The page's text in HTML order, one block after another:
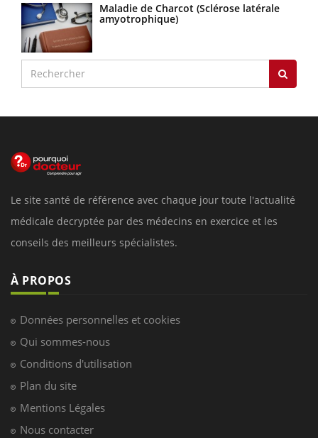
Maladie de Charcot (Sclérose latérale
amyotrophique)
Le site santé de référence avec chaque jour toute l'actualité
médicale decryptée par des médecins en exercice et les
conseils des meilleurs spécialistes.
À PROPOS
Données personnelles et cookies
Qui sommes-nous
Conditions d'utilisation
Plan du site
Mentions Légales
Nous contacter